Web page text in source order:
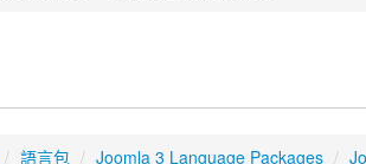
/ 語言包 / Joomla 3 Language Packages /